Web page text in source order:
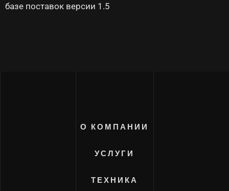
базе поставок версии 1.5
О КОМПАНИИ
УСЛУГИ
ТЕХНИКА